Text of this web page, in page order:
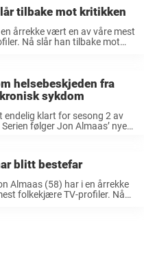
tilbake mot kritikken
årrekke vært en av våre mest
Nå slår han tilbake mot
helsebeskjeden fra
sykdom
endelig klart for sesong 2 av
følger Jon Almaas’ nye
blitt bestefar
Almaas (58) har i en årrekke
folkekjære TV-profiler. Nå